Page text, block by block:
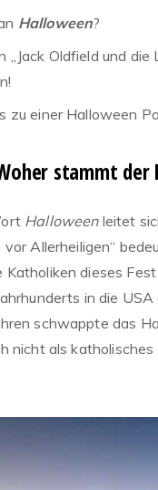
Halloween?
„Jack Oldfield und
zu einer Halloween
stammt der
Halloweenleitet
Allerheiligen“
Katholiken dieses
in die
schwappte das
nicht als